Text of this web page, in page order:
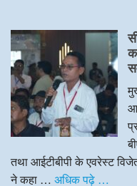
e
b
o
o
k
t
e
r
k
e
d
I
n
t
A
p
p
तथा आईटीबीपी के एवरेस्ट
ने कहा … अधिक पढ़े …